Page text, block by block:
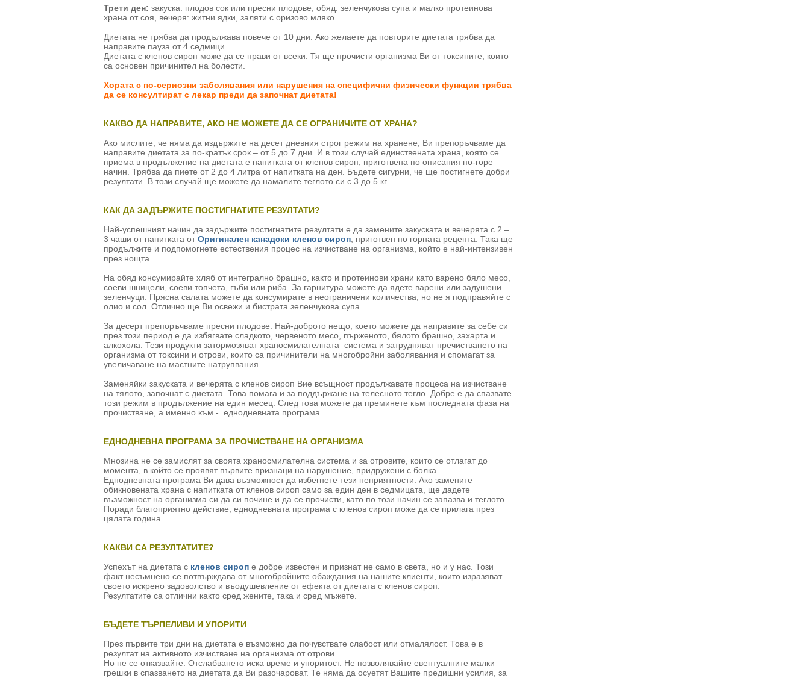
Трети ден: закуска: плодов сок или пресни плодове, обяд: зеленчукова супа и малко протеинова
храна от соя, вечеря: житни ядки, заляти с оризово мляко.
Диетата не трябва да продължава повече от 10 дни. Ако желаете да повторите диетата трябва да
направите пауза от 4 седмици.
Диетата с кленов сироп може да се прави от всеки. Тя ще прочисти организма Ви от токсините, които
са основен причинител на болести.
Хората с по-сериозни заболявания или нарушения на специфични физически функции трябва
да се консултират с лекар преди да започнат диетата!
КАКВО ДА НАПРАВИТЕ, АКО НЕ МОЖЕТЕ ДА СЕ ОГРАНИЧИТЕ ОТ ХРАНА?
Ако мислите, че няма да издържите на десет дневния строг режим на хранене, Ви препоръчваме да
направите диетата за по-кратък срок – от 5 до 7 дни. И в този случай единствената храна, която се
приема в продължение на диетата е напитката от кленов сироп, приготвена по описания по-горе
начин. Трябва да пиете от 2 до 4 литра от напитката на ден. Бъдете сигурни, че ще постигнете добри
резултати. В този случай ще можете да намалите теглото си с 3 до 5 кг.
КАК ДА ЗАДЪРЖИТЕ ПОСТИГНАТИТЕ РЕЗУЛТАТИ?
Най-успешният начин да задържите постигнатите резултати е да замените закуската и вечерята с 2 –
3 чаши от напитката отОригинален канадски кленов сироп , приготвен по горната рецепта. Така ще
продължите и подпомогнете естествения процес на изчистване на организма, който е най-интензивен
през нощта.
На обяд консумирайте хляб от интегрално брашно, както и протеинови храни като варено бяло месо,
соеви шницели, соеви топчета, гъби или риба. За гарнитура можете да ядете варени или задушени
зеленчуци. Прясна салата можете да консумирате в неограничени количества, но не я подправяйте с
олио и сол. Отлично ще Ви освежи и бистрата зеленчукова супа.
За десерт препоръчваме пресни плодове. Най-доброто нещо, което можете да направите за себе си
през този период е да избягвате сладкото, червеното месо, пърженото, бялото брашно, захарта и
алкохола. Тези продукти затормозяват храносмилателната система и затрудняват пречистването на
организма от токсини и отрови, които са причинители на многобройни заболявания и спомагат за
увеличаване на мастните натрупвания.
Заменяйки закуската и вечерята с кленов сироп Вие всъщност продължавате процеса на изчистване
на тялото, започнат с диетата. Това помага и за поддържане на телесното тегло. Добре е да спазвате
този режим в продължение на един месец. След това можете да преминете към последната фаза на
прочистване, а именно към - еднодневната програма .
ЕДНОДНЕВНА ПРОГРАМА ЗА ПРОЧИСТВАНЕ НА ОРГАНИЗМА
Мнозина не се замислят за своята храносмилателна система и за отровите, които се отлагат до
момента, в който се проявят първите признаци на нарушение, придружени с болка.
Еднодневната програма Ви дава възможност да избегнете тези неприятности. Ако замените
обикновената храна с напитката от кленов сироп само за един ден в седмицата, ще дадете
възможност на организма си да си почине и да се прочисти, като по този начин се запазва и теглото.
Поради благоприятно действие, еднодневната програма с кленов сироп може да се прилага през
цялата година.
КАКВИ СА РЕЗУЛТАТИТЕ?
Успехът на диетата с кленов сироп e добре известен и признат не само в света, но и у нас. Този
факт несъмнено се потвърждава от многобройните обаждания на нашите клиенти, които изразяват
своето искрено задоволство и въодушевление от ефекта от диетата с кленов сироп.
Резултатите са отлични както сред жените, така и сред мъжете.
БЪДЕТЕ ТЪРПЕЛИВИ И УПОРИТИ
През първите три дни на диетата е възможно да почувствате слабост или отмалялост. Това е в
резултат на активното изчистване на организма от отрови.
Но не се отказвайте. Отслабването иска време и упоритост. Не позволявайте евентуалните малки
грешки в спазването на диетата да Ви разочароват. Те няма да осуетят Вашите предишни усилия, за